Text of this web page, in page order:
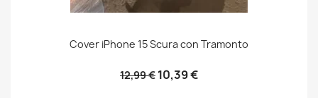
Cover iPhone 15 Scura con Tramonto
12,99 € 10,39 €